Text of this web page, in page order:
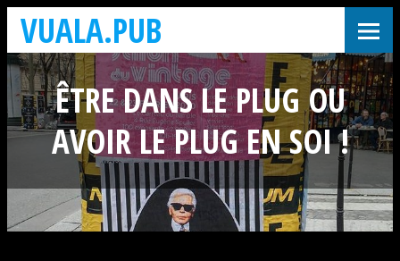
VUALA.PUB
ÊTRE DANS LE PLUG OU
AVOIR LE PLUG EN SOI !